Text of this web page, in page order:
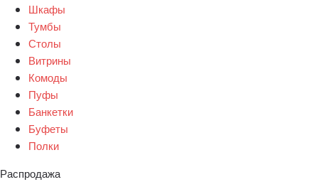
Шкафы
Тумбы
Столы
Витрины
Комоды
Пуфы
Банкетки
Буфеты
Полки
Распродажа